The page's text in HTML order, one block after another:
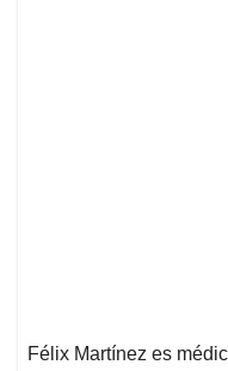
Félix Martínez es